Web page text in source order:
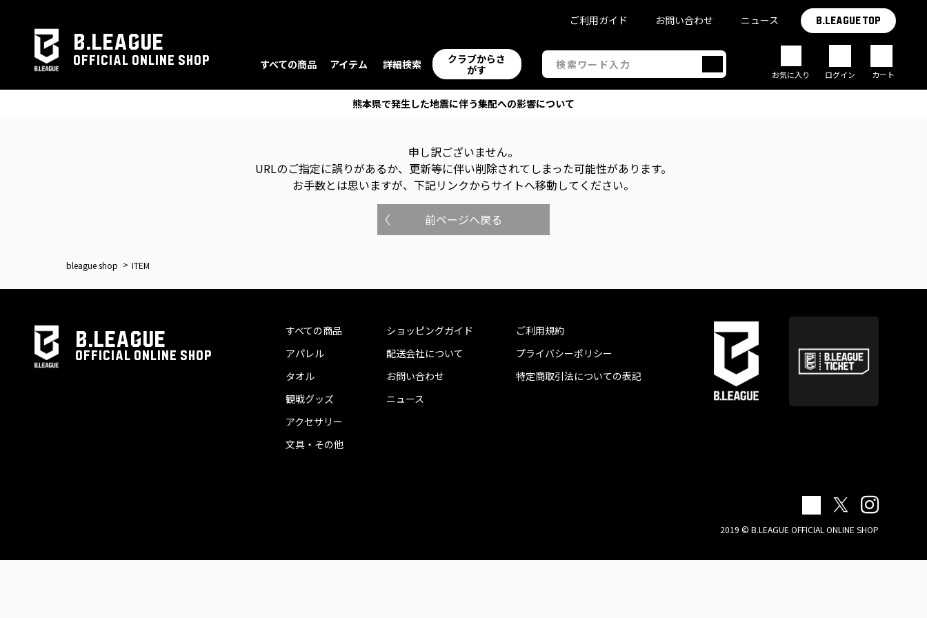
B.LEAGUE
OFFICIAL ONLINE SHOP すべての商品 アイテム 詳細検索
クラブからさ
がす
ご利用ガイド お問い合わせ ニュース B.LEAGUE TOP
お気に入り ログイン カート
熊本県で発生した地震に伴う集配への影響について
申し訳ございません。
URLのご指定に誤りがあるか、更新等に伴い削除されてしまった可能性があります。
お手数とは思いますが、下記リンクからサイトへ移動してください。
前ページへ戻る
bleague shop ITEM
B.LEAGUE
OFFICIAL ONLINE SHOP
すべての商品
アパレル
タオル
観戦グッズ
アクセサリー
文具・その他
ショッピングガイド
配送会社について
お問い合わせ
ニュース
ご利用規約
プライバシーポリシー
特定商取引法についての表記
2019 © B.LEAGUE OFFICIAL ONLINE SHOP